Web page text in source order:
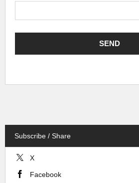
Subscribe / Share
X
Facebook